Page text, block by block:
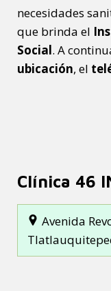
necesidades
que brinda el
Social. A
ubicación, el
Clínica 46
Avenida